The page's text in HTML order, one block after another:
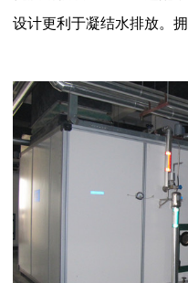
设计更利于凝结水排放。